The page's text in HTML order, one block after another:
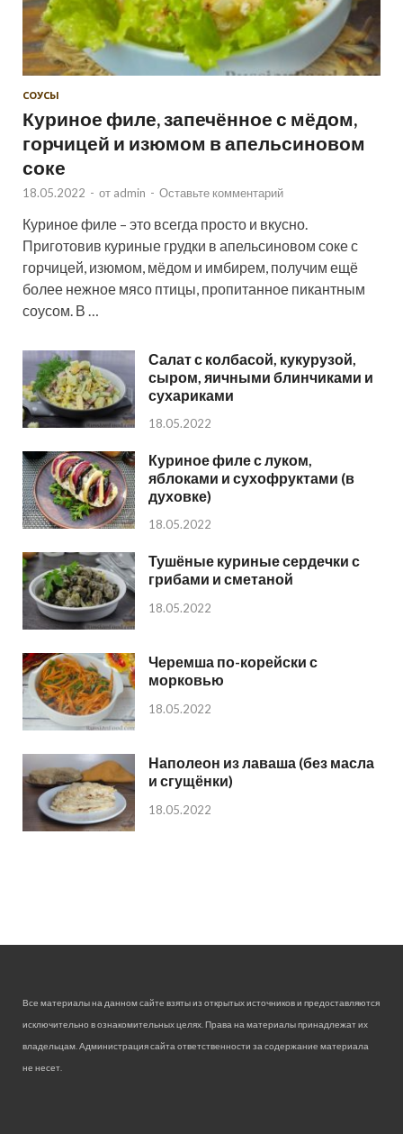
СОУСЫ
Куриное филе, запечённое с мёдом,
горчицей и изюмом в апельсиновом
соке
18.05.2022 - от admin - Оставьте комментарий
Куриное филе – это всегда просто и вкусно.
Приготовив куриные грудки в апельсиновом соке с
горчицей, изюмом, мёдом и имбирем, получим ещё
более нежное мясо птицы, пропитанное пикантным
соусом. В …
Салат с колбасой, кукурузой,
сыром, яичными блинчиками и
сухариками
18.05.2022
Куриное филе с луком,
яблоками и сухофруктами (в
духовке)
18.05.2022
Тушёные куриные сердечки с
грибами и сметаной
18.05.2022
Черемша по-корейски с
морковью
18.05.2022
Наполеон из лаваша (без масла
и сгущёнки)
18.05.2022
Все материалы на данном сайте взяты из открытых источников и предоставляются
исключительно в ознакомительных целях. Права на материалы принадлежат их
владельцам. Администрация сайта ответственности за содержание материала
не несет.